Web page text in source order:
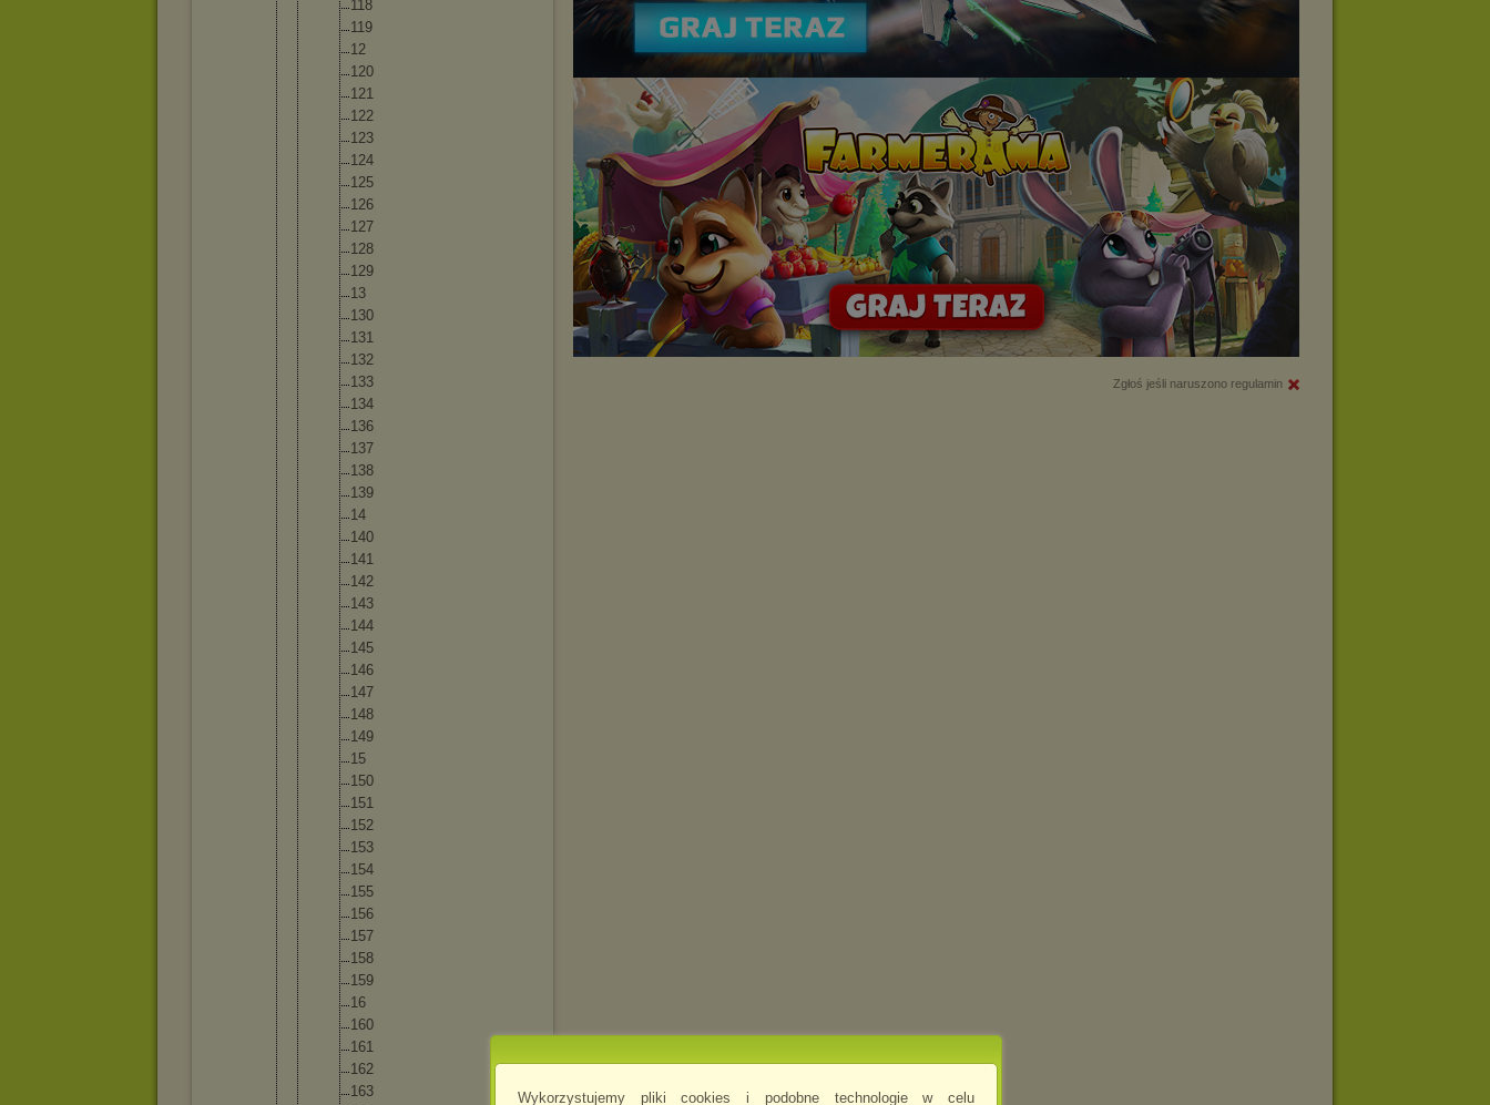
Wykorzystujemy pliki cookies i podobne technologie w celu
118
119
12
120
121
122
123
124
125
126
127
128
129
13
130
131
132
133
134
136
137
138
139
14
140
141
142
143
144
145
146
147
148
149
15
150
151
152
153
154
155
156
157
158
159
16
160
161
162
163
Zgłoś jeśli naruszono regulamin